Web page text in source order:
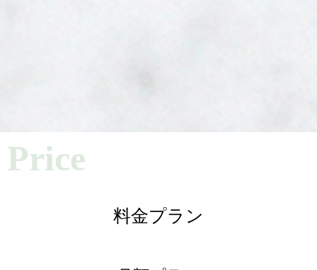
Price
料金プラン